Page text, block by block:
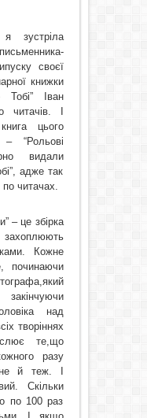
зустріла
своєї
книжки
Іван
читачів. І
цього
– “Рольові
видали
адже так
читачах.
– це збірка
Кожне
починаючи
над
творіннях
те,що
разу
й теж. І
Скільки
по 100 раз